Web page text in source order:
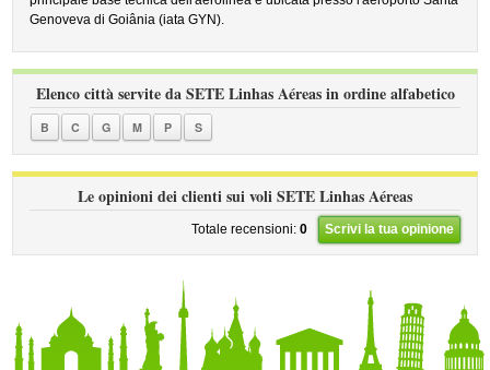
Genoveva di Goiânia (iata GYN).
Elenco città servite da SETE Linhas Aéreas in ordine alfabetico
B C G M P S
Le opinioni dei clienti sui voli SETE Linhas Aéreas
Totale recensioni: 0 Scrivi la tua opinione